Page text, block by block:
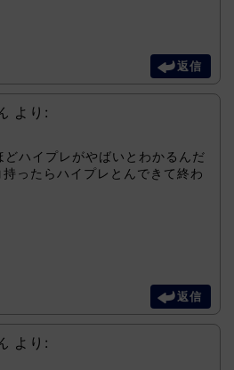
返信
より:
ハイプレがやばいとわかるんだ
ったらハイプレとんできて終わ
返信
より: